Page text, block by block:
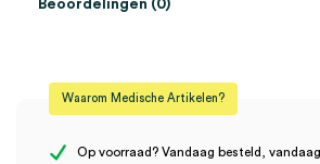
Steriel steriel
Uitvoering
Beoordelingen (0)
Er zijn nog geen beoordelingen.
Waarom Medische Artikelen?
Op voorraad? Vandaag besteld,